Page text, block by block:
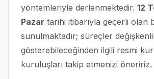
yöntemleriyle derlenmektedir. 12
Pazar tarihi itibarıyla geçerli olan
sunulmaktadır; süreçler
gösterebileceğinden ilgili resmi
kuruluşları takip etmenizi öneririz.